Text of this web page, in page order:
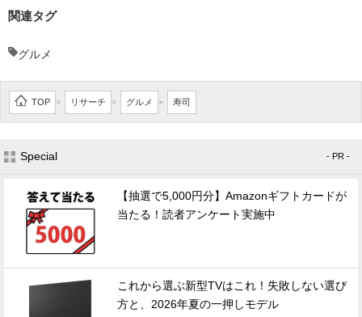
関連タグ
グルメ
TOP > リサーチ > グルメ > 寿司
Special - PR -
【抽選で5,000円分】Amazonギフトカードが
当たる！読者アンケート実施中
これから選ぶ新型TVはこれ！失敗しない選び
方と、2026年夏の一押しモデル